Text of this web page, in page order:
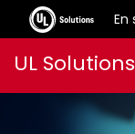
En
auUL